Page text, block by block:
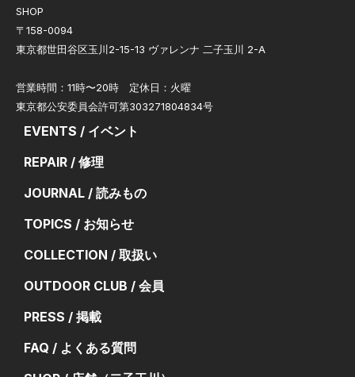
SHOP
〒158-0094
東京都世田谷区玉川2-15-13 ヴァレンナ 二子玉川 2-A
営業時間：11時〜20時 定休日：火曜
東京都公安委員会許可第303271804834号
EVENTS / イベント
REPAIR / 修理
JOURNAL / 読みもの
TOPICS / お知らせ
COLLECTION / 取扱い
OUTDOOR CLUB / 会員
PRESS / 掲載
FAQ / よくある質問